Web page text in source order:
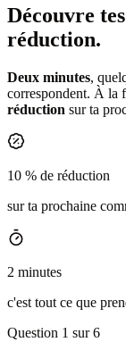
Découvre
réduction.
Deux minutes,
correspondent. À la
réduction sur ta
10 % de réduction
sur ta prochaine
2 minutes
c'est tout ce que
Question 1 sur 6